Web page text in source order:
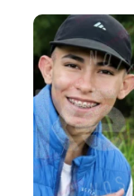
indicaron que
lugar de los
escapar en una